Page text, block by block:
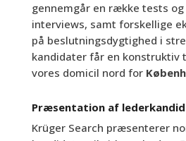
gennemgår en række tests og
interviews, samt forskellige
på beslutningsdygtighed i
kandidater får en konstruktiv
vores domicil nord for
Præsentation af
Krüger Search præsenterer